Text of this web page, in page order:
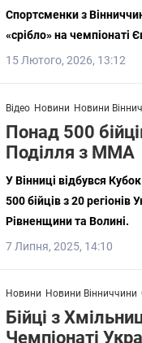
Спортсменки з
«срібло» на
15 Лютого, 2026, 13:12
Відео Новини Новини
Понад 500
Поділля з ММА
У Вінниці відбувся
500 бійців з 20
Рівненщини та Волині.
7 Липня, 2025, 14:10
Новини Новини Вінниччини
Бійці з
Чемпіонаті